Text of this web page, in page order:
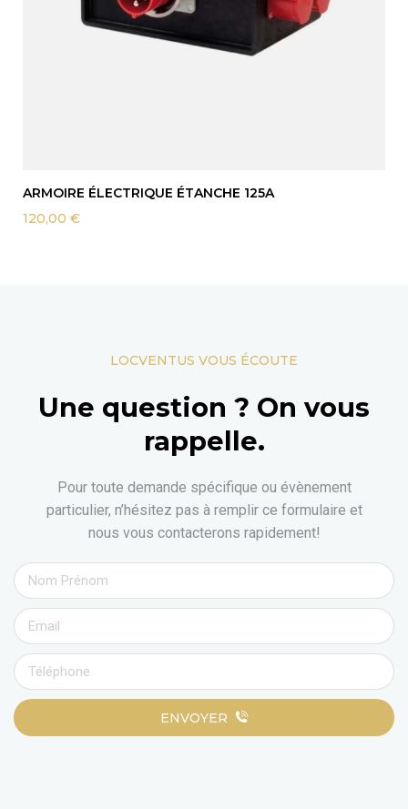
ARMOIRE ÉLECTRIQUE ÉTANCHE 125A
120,00 €
LOCVENTUS VOUS ÉCOUTE
Une question ? On vous
rappelle.
Pour toute demande spécifique ou évènement
particulier, n’hésitez pas à remplir ce formulaire et
nous vous contacterons rapidement!
ENVOYER